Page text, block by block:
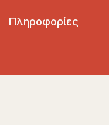
Πληροφορίες